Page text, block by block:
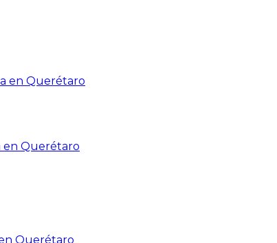
en Querétaro
en Querétaro
Querétaro